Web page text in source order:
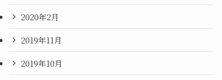
2020年2月
2019年11月
2019年10月